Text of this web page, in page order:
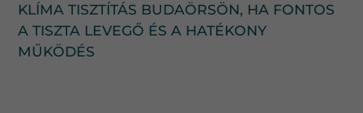
KLÍMA TISZTÍTÁS BUDAÖRSÖN, HA FONTOS
A TISZTA LEVEGŐ ÉS A HATÉKONY
MŰKÖDÉS